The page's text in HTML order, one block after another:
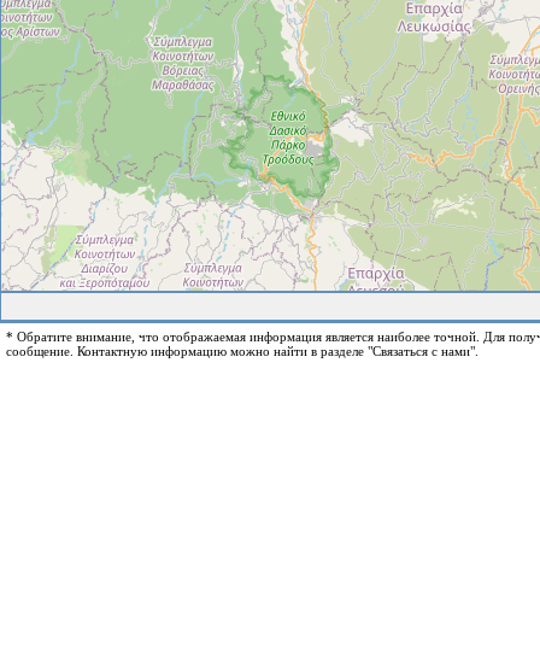
* Обратите внимание, что отображаемая информация является наиболее точной. Для
сообщение. Контактную информацию можно найти в разделе "Связаться с нами".